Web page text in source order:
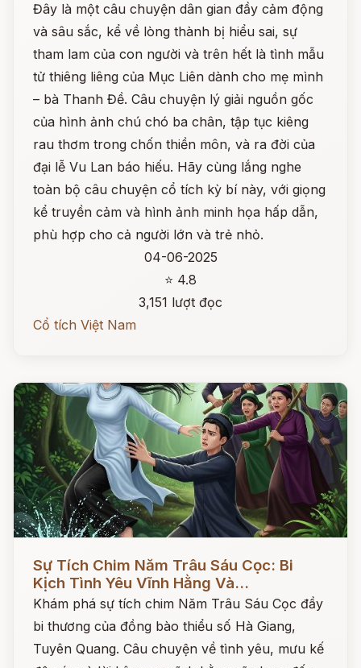
Đây là một câu chuyện dân gian đầy cảm động
và sâu sắc, kể về lòng thành bị hiểu sai, sự
tham lam của con người và trên hết là tình mẫu
tử thiêng liêng của Mục Liên dành cho mẹ mình
– bà Thanh Đề. Câu chuyện lý giải nguồn gốc
của hình ảnh chú chó ba chân, tập tục kiêng
rau thơm trong chốn thiền môn, và ra đời của
đại lễ Vu Lan báo hiếu. Hãy cùng lắng nghe
toàn bộ câu chuyện cổ tích kỳ bí này, với giọng
kể truyền cảm và hình ảnh minh họa hấp dẫn,
phù hợp cho cả người lớn và trẻ nhỏ.
04-06-2025
⭐ 4.8
3,151 lượt đọc
Cổ tích Việt Nam
Sự Tích Chim Năm Trâu Sáu Cọc: Bi
Kịch Tình Yêu Vĩnh Hằng Và...
Khám phá sự tích chim Năm Trâu Sáu Cọc đầy
bi thương của đồng bào thiểu số Hà Giang,
Tuyên Quang. Câu chuyện về tình yêu, mưu kế